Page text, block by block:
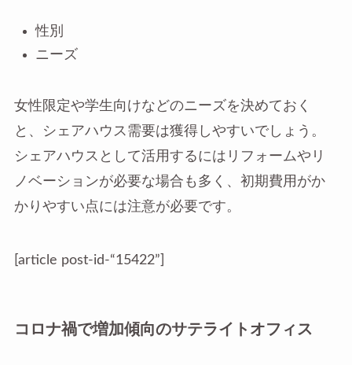
性別
ニーズ
女性限定や学生向けなどのニーズを決めておく
と、シェアハウス需要は獲得しやすいでしょう。
シェアハウスとして活用するにはリフォームやリ
ノベーションが必要な場合も多く、初期費用がか
かりやすい点には注意が必要です。
[article post-id-“15422”]
コロナ禍で増加傾向のサテライトオフィス